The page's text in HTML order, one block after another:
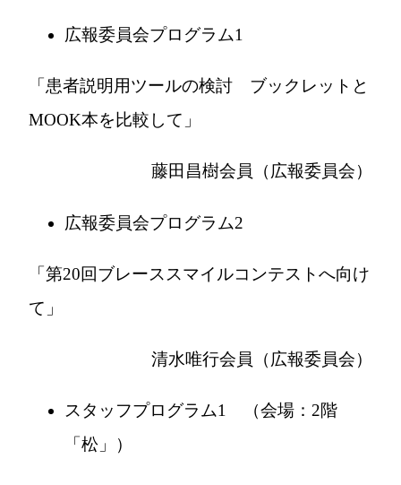
広報委員会プログラム1
「患者説明用ツールの検討 ブックレットと
MOOK本を比較して」
藤田昌樹会員（広報委員会）
広報委員会プログラム2
「第20回ブレーススマイルコンテストへ向け
て」
清水唯行会員（広報委員会）
スタッフプログラム1 （会場：2階
「松」）